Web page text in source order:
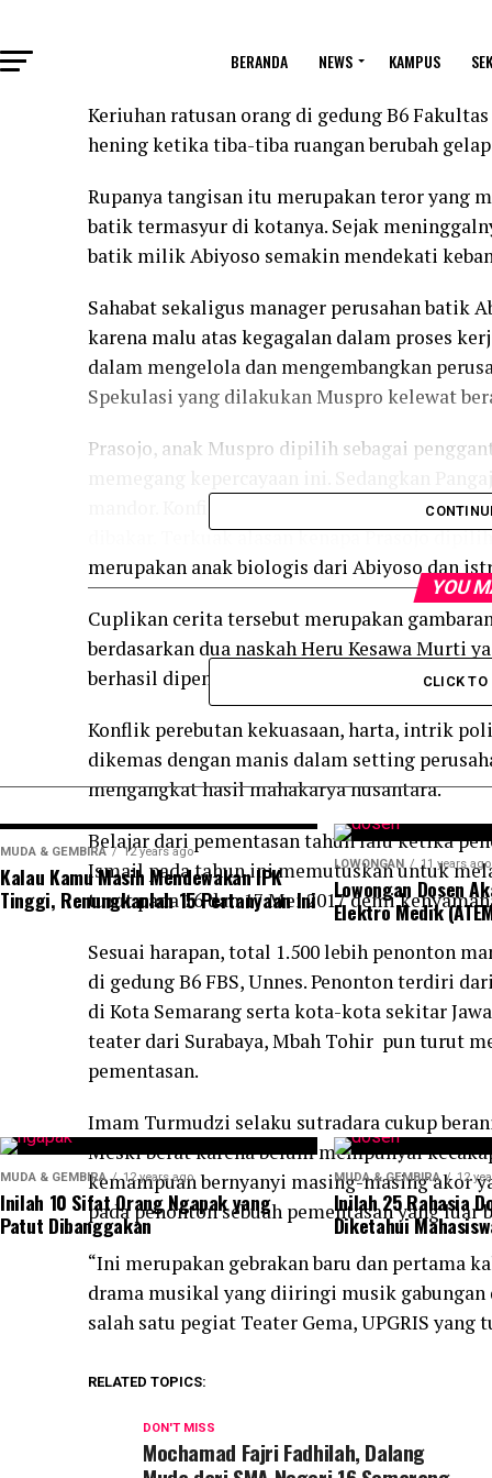
BERANDA NEWS KAMPUS
Keriuhan ratusan orang di gedung B6
hening ketika tiba-tiba ruangan berubah
Rupanya tangisan itu merupakan teror yang
batik termasyur di kotanya. Sejak
batik milik Abiyoso semakin mendekati
Sahabat sekaligus manager perusahan batik
karena malu atas kegagalan dalam proses
dalam mengelola dan mengembangkan
Spekulasi yang dilakukan Muspro kelewat
Prasojo, anak Muspro dipilih sebagai
mandor. Konfik dalam keluarga tak
dibakar. Terkuak alasan kenapa Prasojo
merupakan anak biologis dari Abiyoso dan
Cuplikan cerita tersebut merupakan
berdasarkan dua naskah Heru Kesawa Murti
berhasil dipentaskan oleh Teater Usmar
Konflik perebutan kekuasaan, harta, intrik
dikemas dengan manis dalam setting
mengangkat hasil mahakarya nusantara.
Belajar dari pementasan tahun lalu ketika
Ismail pada tahun ini memutuskan untuk
turut pada 16 dan 17 Mei 2017 demi
Sesuai harapan, total 1.500 lebih penonton
di gedung B6 FBS, Unnes. Penonton terdiri
di Kota Semarang serta kota-kota sekitar
teater dari Surabaya, Mbah Tohir pun turut
pementasan.
Imam Turmudzi selaku sutradara cukup
Meski berat karena belum mempunyai
kemampuan bernyanyi masing-masing akor
pada penonton sebuah pementasan yang luar
“Ini merupakan gebrakan baru dan pertama
drama musikal yang diiringi musik
salah satu pegiat Teater Gema, UPGRIS
RELATED TOPICS:
DON'T MISS
Mochamad Fajri Fadhilah, Dalang
YOU
CLICK
MUDA & GEMBIRA 12 years ago
Kalau Kamu Masih Mendewakan IPK
Tinggi, Renungkanlah 15 Pertanyaan Ini
LOWONGAN 11 years ago
Lowongan Dosen
Elektro Medik
MUDA & GEMBIRA 12 years ago
Inilah 10 Sifat Orang Ngapak yang
Patut Dibanggakan
MUDA & GEMBIRA 12
Inilah 25 Rahasia
Diketahui